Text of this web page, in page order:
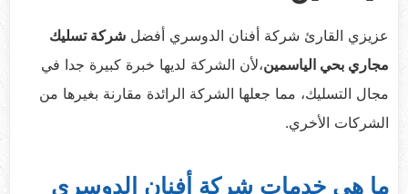
عزيزي القارئ شركة أفنان الدوسري أفضل شركة تسليك
مجاري بحي الياسمين،لأن الشركة لديها خبرة كبيرة جدا في
مجال التسليك، مما جعلها الشركة الرائدة مقارنة بغيرها من
الشركات الأخري.
ما هي خدمات شركة أفنان الدوسري